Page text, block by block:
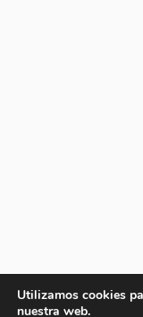
Utilizamos cookies
nuestra web.